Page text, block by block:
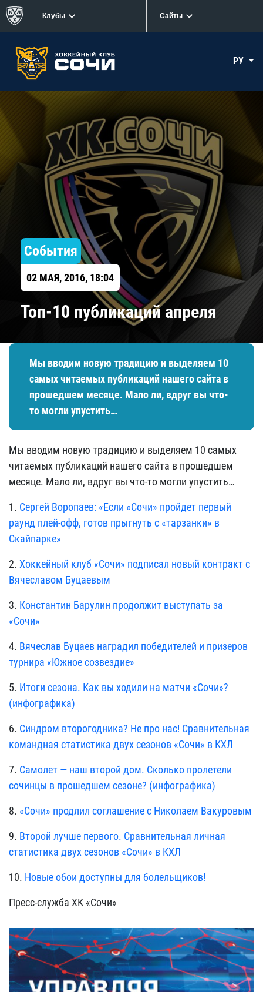
Клубы Сайты
РУ
События
02 МАЯ, 2016, 18:04
Топ-10 публикаций апреля
Мы вводим новую традицию и выделяем 10
самых читаемых публикаций нашего сайта в
прошедшем месяце. Мало ли, вдруг вы что-
то могли упустить…
Мы вводим новую традицию и выделяем 10 самых
читаемых публикаций нашего сайта в прошедшем
месяце. Мало ли, вдруг вы что-то могли упустить…
1. Сергей Воропаев: «Если «Сочи» пройдет первый
раунд плей-офф, готов прыгнуть с «тарзанки» в
Скайпарке»
2. Хоккейный клуб «Сочи» подписал новый контракт с
Вячеславом Буцаевым
3. Константин Барулин продолжит выступать за
«Сочи»
4. Вячеслав Буцаев наградил победителей и призеров
турнира «Южное созвездие»
5. Итоги сезона. Как вы ходили на матчи «Сочи»?
(инфографика)
6. Синдром второгодника? Не про нас! Сравнительная
командная статистика двух сезонов «Сочи» в КХЛ
7. Самолет — наш второй дом. Сколько пролетели
сочинцы в прошедшем сезоне? (инфографика)
8. «Сочи» продлил соглашение с Николаем Вакуровым
9. Второй лучше первого. Сравнительная личная
статистика двух сезонов «Сочи» в КХЛ
10. Новые обои доступны для болельщиков!
Пресс-служба ХК «Сочи»